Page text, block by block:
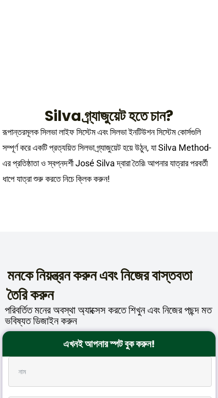
Silva গ্র্যাজুয়েট হতে চান?
রূপান্তরমূলক সিলভা লাইফ সিস্টেম এবং সিলভা ইনটিউশন সিস্টেম কোর্সগুলি
সম্পূর্ণ করে একটি প্রত্যয়িত সিলভা গ্র্যাজুয়েট হয়ে উঠুন, যা Silva Method-
এর প্রতিষ্ঠাতা ও স্বপ্নদর্শী José Silva দ্বারা তৈরি৷ আপনার যাত্রার পরবর্তী
ধাপে যাত্রা শুরু করতে নিচে ক্লিক করুন!
মনকে নিয়ন্ত্রন করুন এবং নিজের বাস্তবতা
তৈরি করুন
পরিবর্তিত মনের অবস্থা অ্যাক্সেস করতে শিখুন এবং নিজের পছন্দ মত
ভবিষ্যত ডিজাইন করুন
এখনই আপনার স্পট বুক করুন!